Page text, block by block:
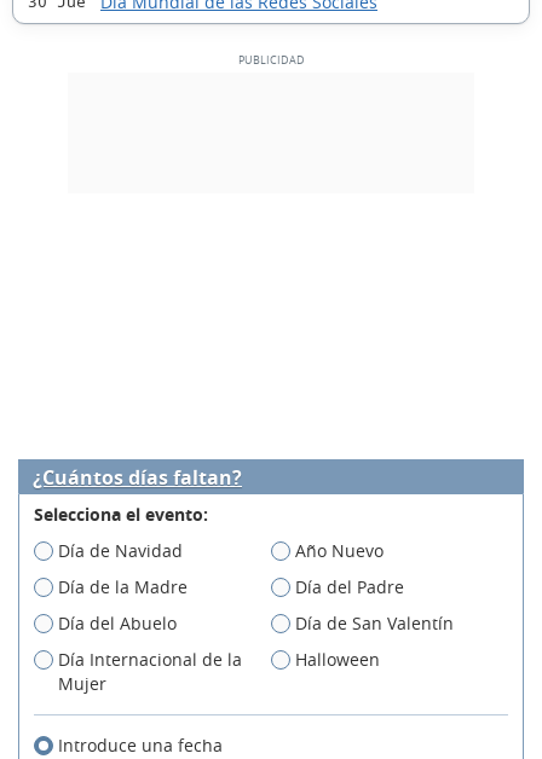
¿Cuántos días faltan?
Selecciona el evento:
Día de Navidad
Año Nuevo
Día de la Madre
Día del Padre
Día del Abuelo
Día de San Valentín
Día Internacional de la
Mujer
Halloween
Introduce una fecha